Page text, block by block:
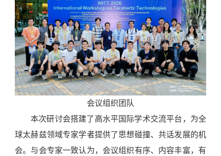
会议组织团队
本次研讨会搭建了高水平国际学术交流平台，为全
球太赫兹领域专家学者提供了思想碰撞、共话发展的机
会。与会专家一致认为，会议组织有序、内容丰富，有